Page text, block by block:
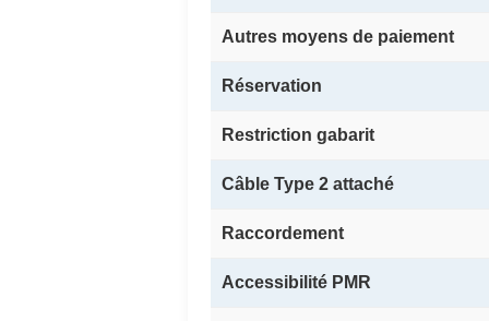
Autres moyens de paiement
Réservation
Restriction gabarit
Câble Type 2 attaché
Raccordement
Accessibilité PMR